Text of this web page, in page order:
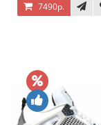
7490р.